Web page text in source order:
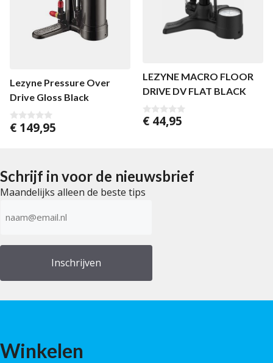
Lezyne Pressure Over
Drive Gloss Black
0
v
€ 149,95
LEZYNE MACRO FLOOR
DRIVE DV FLAT BLACK
0
€ 44,95
Schrijf in voor de nieuwsbrief
Maandelijks alleen de beste tips
mailadres
Winkelen